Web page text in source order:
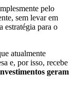
pelo
sem levar em
estratégia para o
atualmente
e, por isso, recebe
geram